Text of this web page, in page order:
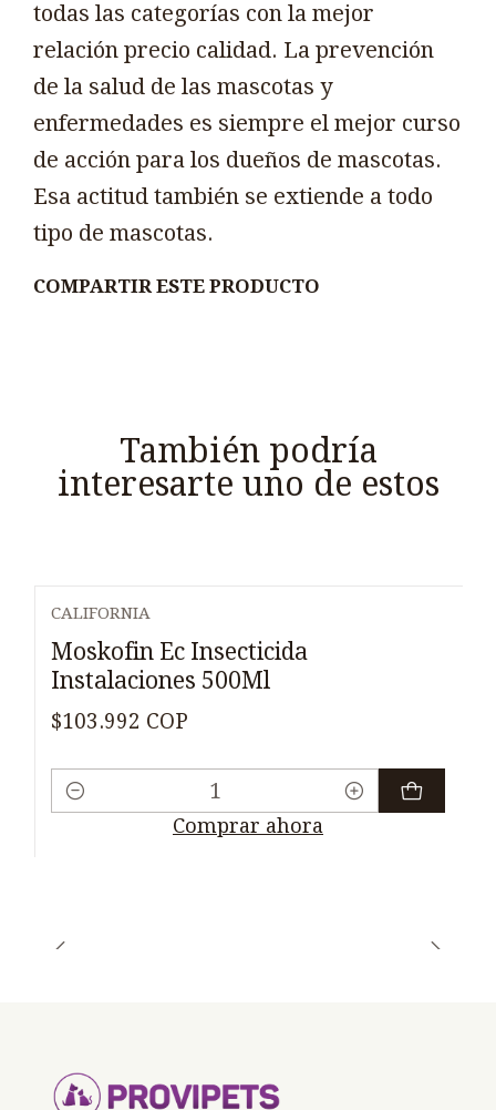
todas las categorías con la mejor
relación precio calidad. La prevención
de la salud de las mascotas y
enfermedades es siempre el mejor curso
de acción para los dueños de mascotas.
Esa actitud también se extiende a todo
tipo de mascotas.
COMPARTIR ESTE PRODUCTO
También podría
interesarte uno de estos
CALIFORNIA
Moskofin Ec Insecticida
Instalaciones 500Ml
$103.992 COP
Cantidad
Comprar ahora